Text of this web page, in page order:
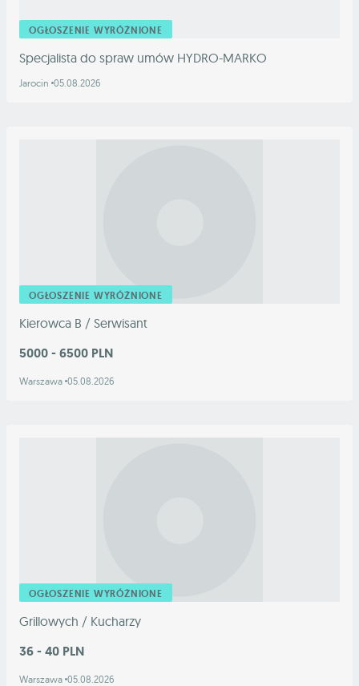
OGŁOSZENIE WYRÓŻNIONE
Specjalista do spraw umów HYDRO-MARKO
Jarocin 05.08.2026
OGŁOSZENIE WYRÓŻNIONE
Kierowca B / Serwisant
5000 - 6500 PLN
Warszawa 05.08.2026
OGŁOSZENIE WYRÓŻNIONE
Grillowych / Kucharzy
36 - 40 PLN
Warszawa 05.08.2026